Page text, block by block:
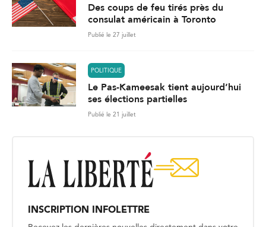
Des coups de feu tirés près du
consulat américain à Toronto
Publié le 27 juillet
POLITIQUE
Le Pas-Kameesak tient aujourd’hui
ses élections partielles
Publié le 21 juillet
INSCRIPTION INFOLETTRE